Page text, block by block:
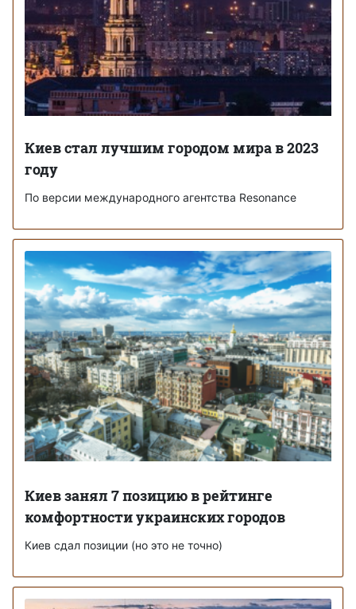
Киев стал лучшим городом мира в 2023
году
По версии международного агентства Resonance
Киев занял 7 позицию в рейтинге
комфортности украинских городов
Киев сдал позиции (но это не точно)